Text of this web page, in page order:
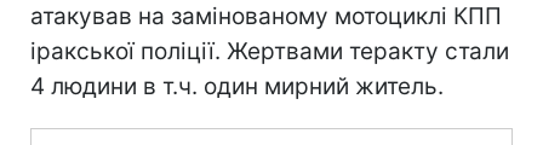
атакував на замінованому мотоциклі КПП
іракської поліції. Жертвами теракту стали
4 людини в т.ч. один мирний житель.